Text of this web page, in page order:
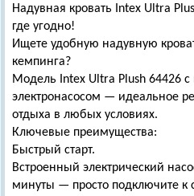
Надувная кровать Intex Ultra
где угодно!
Ищете удобную надувную
кемпинга?
Модель Intex Ultra Plush 64426
электронасосом — идеальное
отдыха в любых условиях.
Ключевые преимущества:
Быстрый старт.
Встроенный электрический
минуты — просто подключите к